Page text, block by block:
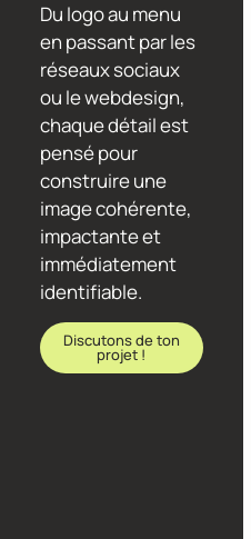
Du logo au menu
en passant par les
réseaux sociaux
ou le webdesign,
chaque détail est
pensé pour
construire une
image cohérente,
impactante et
immédiatement
identifiable.
Discutons de ton
projet !